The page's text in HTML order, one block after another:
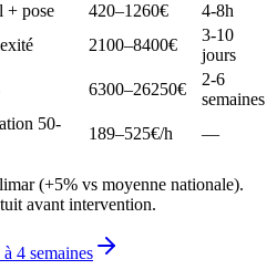
+ pose 420–1260€
4-8h
2100–8400€
3-10
jours
6300–26250€
2-6
semaines
50-
189–525€/h —
(+5% vs moyenne nationale).
avant intervention.
à 4 semaines